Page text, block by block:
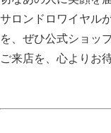
サロンドロワイヤル
を、ぜひ公式ショッ
ご来店を、心よりお